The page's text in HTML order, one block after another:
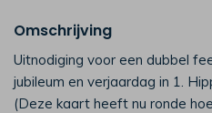
Omschrijving
Uitnodiging voor een dubbel
jubileum en verjaardag in 1.
(Deze kaart heeft nu ronde